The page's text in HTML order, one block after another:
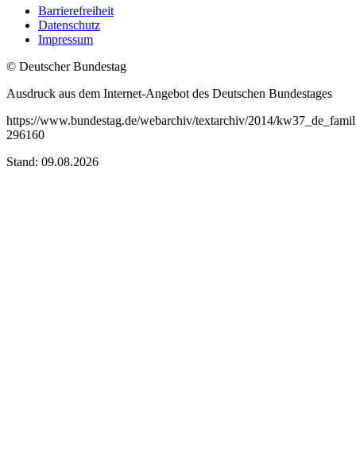
Barrierefreiheit
Datenschutz
Impressum
© Deutscher Bundestag
Ausdruck aus dem Internet-Angebot des Deutschen Bundestages
https://www.bundestag.de/webarchiv/textarchiv/2014/
296160
Stand: 09.08.2026